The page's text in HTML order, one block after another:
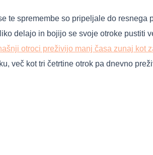
te spremembe so pripeljale do resnega
delajo in bojijo se svoje otroke pustiti
otroci preživijo manj časa zunaj kot
več kot tri četrtine otrok pa dnevno